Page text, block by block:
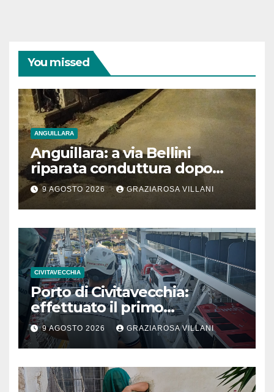
You missed
ANGUILLARA
Anguillara: a via Bellini
riparata conduttura dopo
segnalazione IdD
9 AGOSTO 2026 GRAZIAROSA VILLANI
CIVITAVECCHIA
Porto di Civitavecchia:
effettuato il primo
rifornimento di GNL ad una
nave da crociera
9 AGOSTO 2026 GRAZIAROSA VILLANI